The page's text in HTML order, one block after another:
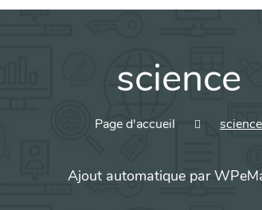
science
Page d'accueil science
Ajout automatique par